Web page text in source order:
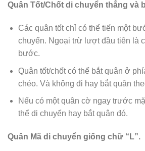
Quân Tốt/Chốt di chuyển thẳng và
Các quân tốt chỉ có thể tiến một
chuyển. Ngoại trừ lượt đầu tiên là
bước.
Quân tốt/chốt có thể bắt quân ở
chéo. Và không đi hay bắt quân
Nếu có một quân cờ ngay trước
thể di chuyển hay bắt quân đó.
Quân Mã di chuyển giống chữ “L”.